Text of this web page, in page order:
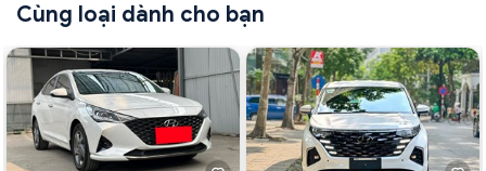
Cùng loại dành cho bạn